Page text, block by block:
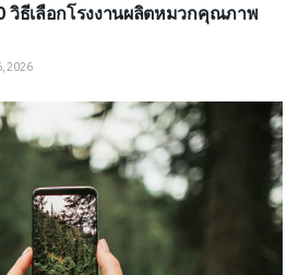
วิธีเลือกโรงงานผลิตหมวกคุณภาพ
2026